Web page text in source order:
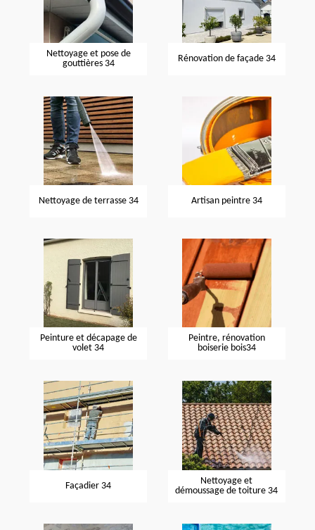
Nettoyage et pose de
gouttières 34
Rénovation de façade 34
Nettoyage de terrasse 34 Artisan peintre 34
Peinture et décapage de
volet 34
Peintre, rénovation
boiserie bois34
Façadier 34
Nettoyage et
démoussage de toiture 34